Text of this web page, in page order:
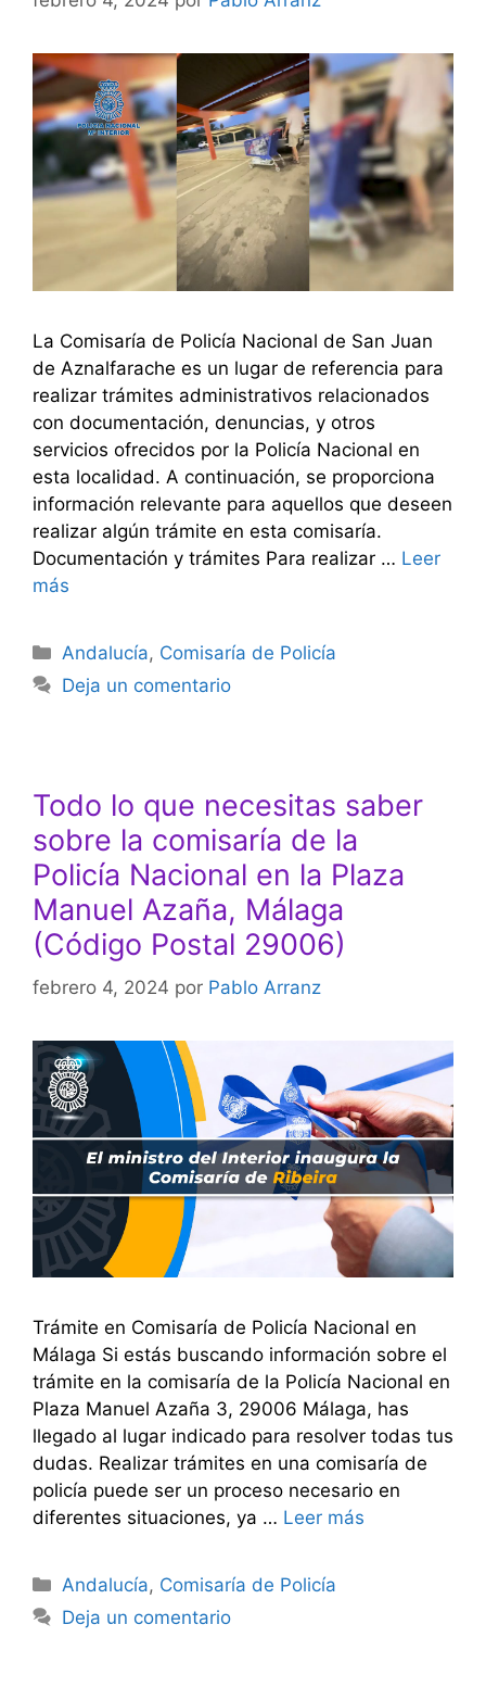
La Comisaría de Policía Nacional de San Juan
de Aznalfarache es un lugar de referencia para
realizar trámites administrativos relacionados
con documentación, denuncias, y otros
servicios ofrecidos por la Policía Nacional en
esta localidad. A continuación, se proporciona
información relevante para aquellos que deseen
realizar algún trámite en esta comisaría.
Documentación y trámites Para realizar … Leer
más
Categorías
Andalucía, Comisaría de Policía
Deja un comentario
Todo lo que necesitas saber
sobre la comisaría de la
Policía Nacional en la Plaza
Manuel Azaña, Málaga
(Código Postal 29006)
febrero 4, 2024 por Pablo Arranz
Trámite en Comisaría de Policía Nacional en
Málaga Si estás buscando información sobre el
trámite en la comisaría de la Policía Nacional en
Plaza Manuel Azaña 3, 29006 Málaga, has
llegado al lugar indicado para resolver todas tus
dudas. Realizar trámites en una comisaría de
policía puede ser un proceso necesario en
diferentes situaciones, ya … Leer más
Categorías
Andalucía, Comisaría de Policía
Deja un comentario